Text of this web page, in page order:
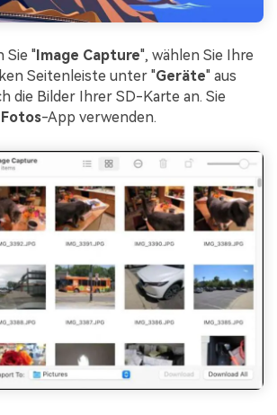
Sie " Image Capture", wählen Sie Ihre
Seitenleiste unter "Geräte" aus
die Bilder Ihrer SD-Karte an. Sie
Fotos-App verwenden.